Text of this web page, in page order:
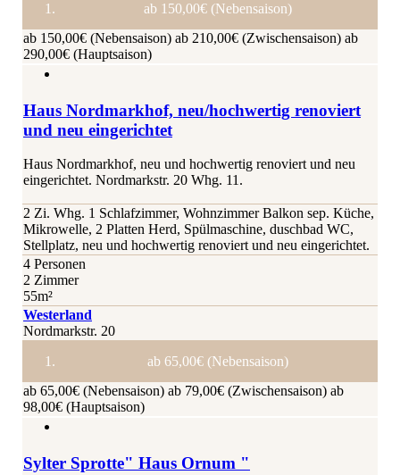
ab 150,00€ (Nebensaison)
ab 150,00€ (Nebensaison) ab 210,00€ (Zwischensaison) ab
290,00€ (Hauptsaison)
Haus Nordmarkhof, neu/hochwertig renoviert
und neu eingerichtet
Haus Nordmarkhof, neu und hochwertig renoviert und neu
eingerichtet. Nordmarkstr. 20 Whg. 11.
2 Zi. Whg. 1 Schlafzimmer, Wohnzimmer Balkon sep. Küche,
Mikrowelle, 2 Platten Herd, Spülmaschine, duschbad WC,
Stellplatz, neu und hochwertig renoviert und neu eingerichtet.
4 Personen
2 Zimmer
55m²
Westerland
Nordmarkstr. 20
ab 65,00€ (Nebensaison)
ab 65,00€ (Nebensaison) ab 79,00€ (Zwischensaison) ab
98,00€ (Hauptsaison)
Sylter Sprotte" Haus Ornum "